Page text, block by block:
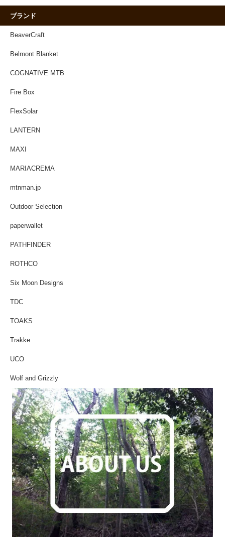
ブランド
BeaverCraft
Belmont Blanket
COGNATIVE MTB
Fire Box
FlexSolar
LANTERN
MAXI
MARIACREMA
mtnman.jp
Outdoor Selection
paperwallet
PATHFINDER
ROTHCO
Six Moon Designs
TDC
TOAKS
Trakke
UCO
Wolf and Grizzly